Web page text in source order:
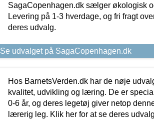
SagaCopenhagen.dk sælger økologisk
Levering på 1-3 hverdage, og fri fragt
deres udvalg.
Se udvalget på SagaCopenhagen.dk
Hos BarnetsVerden.dk har de nøje
kvalitet, udvikling og læring. De er
0-6 år, og deres legetøj giver netop
lærerig leg. Klik her for at se deres